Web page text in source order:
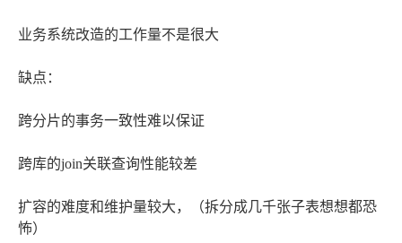
业务系统改造的工作量不是很大
缺点：
跨分片的事务一致性难以保证
跨库的join关联查询性能较差
扩容的难度和维护量较大，（拆分成几千张子表想想都恐
怖）